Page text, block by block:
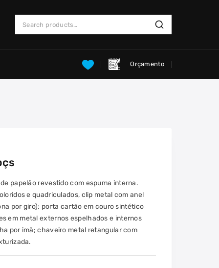
Search
Orçamento
papelão revestido com espuma interna.
e quadriculados, clip metal com anel
por giro); porta cartão em couro sintético
em metal externos espelhados e internos
por imã; chaveiro metal retangular com